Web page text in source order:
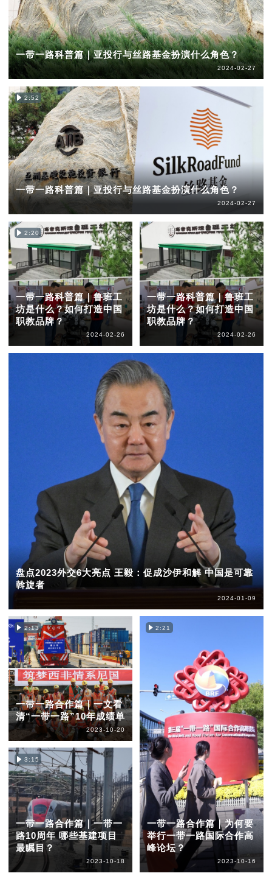
一带一路科普篇｜亚投行与丝路基金扮演什么角色？
2024-02-27
2:52
一带一路科普篇｜亚投行与丝路基金扮演什么角色？
2024-02-27
2:20
一带一路科普篇｜鲁班工
坊是什么？如何打造中国
职教品牌？
2024-02-26
一带一路科普篇｜鲁班工
坊是什么？如何打造中国
职教品牌？
2024-02-26
盘点2023外交6大亮点 王毅：促成沙伊和解 中国是可靠
斡旋者
2024-01-09
2:13
一带一路合作篇｜一文看
清“一带一路”10年成绩单
2023-10-20
3:15
一带一路合作篇｜一带一
路10周年 哪些基建项目
最瞩目？
2023-10-18
2:21
一带一路合作篇｜为何要
举行一带一路国际合作高
峰论坛？
2023-10-16